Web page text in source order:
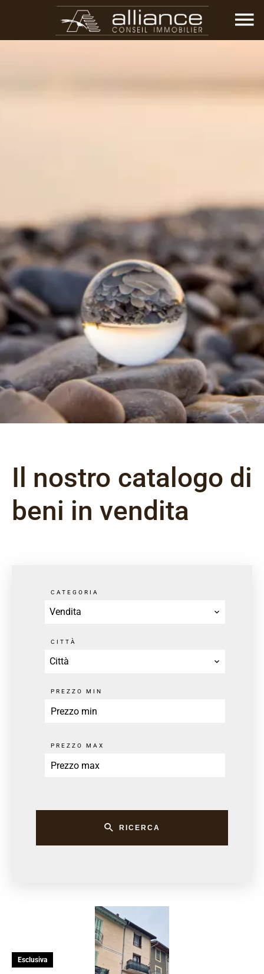
Il nostro catalogo di
beni in vendita
Esclusiva
CATEGORIA
Vendita
CITTÀ
Città
PREZZO MIN
PREZZO MAX
RICERCA